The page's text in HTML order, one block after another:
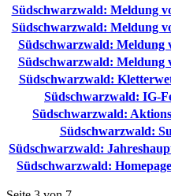
Südschwarzwald: Meldung
Südschwarzwald: Meldung
Südschwarzwald: Meldung
Südschwarzwald: Meldung
Südschwarzwald:
Südschwarzwald: IG-
Südschwarzwald:
Südschwarzwald:
Südschwarzwald:
Südschwarzwald: